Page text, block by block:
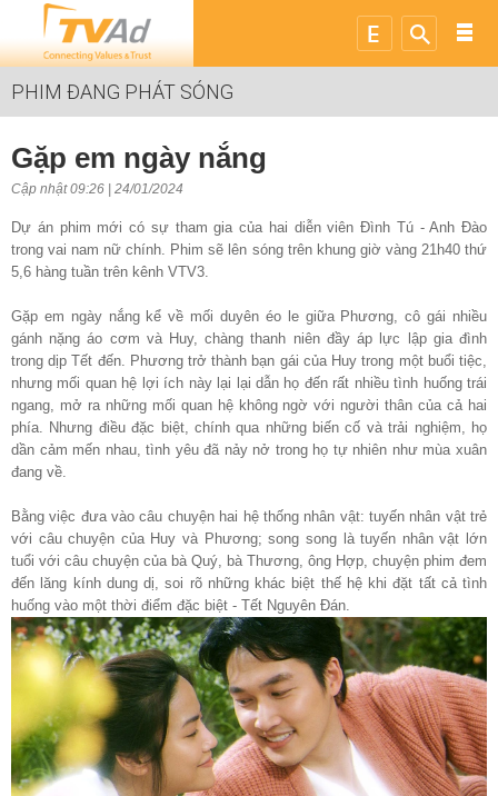
PHIM ĐANG PHÁT SÓNG
Gặp em ngày nắng
Cập nhật 09:26 | 24/01/2024
Dự án phim mới có sự tham gia của hai diễn viên Đình Tú - Anh Đào
trong vai nam nữ chính. Phim sẽ lên sóng trên khung giờ vàng 21h40 thứ
5,6 hàng tuần trên kênh VTV3.
Gặp em ngày nắng kể về mối duyên éo le giữa Phương, cô gái nhiều
gánh nặng áo cơm và Huy, chàng thanh niên đầy áp lực lập gia đình
trong dịp Tết đến. Phương trở thành bạn gái của Huy trong một buổi tiệc,
nhưng mối quan hệ lợi ích này lại lại dẫn họ đến rất nhiều tình huống trái
ngang, mở ra những mối quan hệ không ngờ với người thân của cả hai
phía. Nhưng điều đặc biệt, chính qua những biến cố và trải nghiệm, họ
dần cảm mến nhau, tình yêu đã nảy nở trong họ tự nhiên như mùa xuân
đang về.
Bằng việc đưa vào câu chuyện hai hệ thống nhân vật: tuyến nhân vật trẻ
với câu chuyện của Huy và Phương; song song là tuyến nhân vật lớn
tuổi với câu chuyện của bà Quý, bà Thương, ông Hợp, chuyện phim đem
đến lăng kính dung dị, soi rõ những khác biệt thế hệ khi đặt tất cả tình
huống vào một thời điểm đặc biệt - Tết Nguyên Đán.